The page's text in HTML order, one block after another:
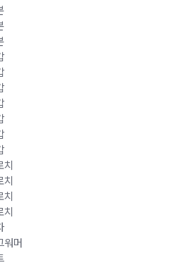
치
치
치
치
워머